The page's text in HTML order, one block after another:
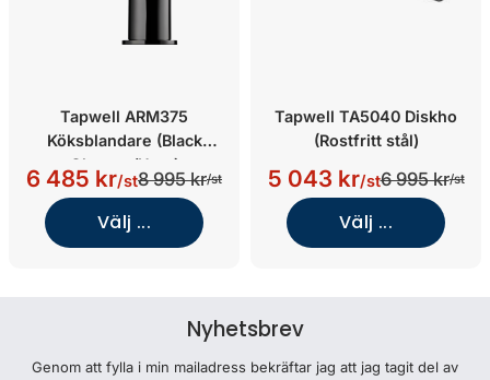
Tapwell ARM375
Köksblandare (Black
Chrome/Utan)
6 485 kr/st8 995 kr/st
Välj ...
Tapwell TA5040 Diskho
(Rostfritt stål)
5 043 kr/st6 995 kr/st
Välj ...
Nyhetsbrev
Genom att fylla i min mailadress bekräftar jag att jag tagit del av